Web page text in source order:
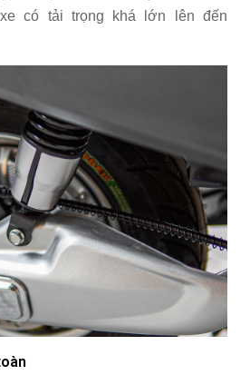
có tải trọng khá lớn lên đến